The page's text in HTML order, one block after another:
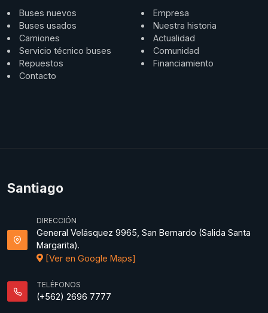
Buses nuevos
Buses usados
Camiones
Servicio técnico buses
Repuestos
Contacto
Empresa
Nuestra historia
Actualidad
Comunidad
Financiamiento
Santiago
DIRECCIÓN
General Velásquez 9965, San Bernardo (Salida Santa
Margarita).
[Ver en Google Maps]
TELÉFONOS
(+562) 2696 7777